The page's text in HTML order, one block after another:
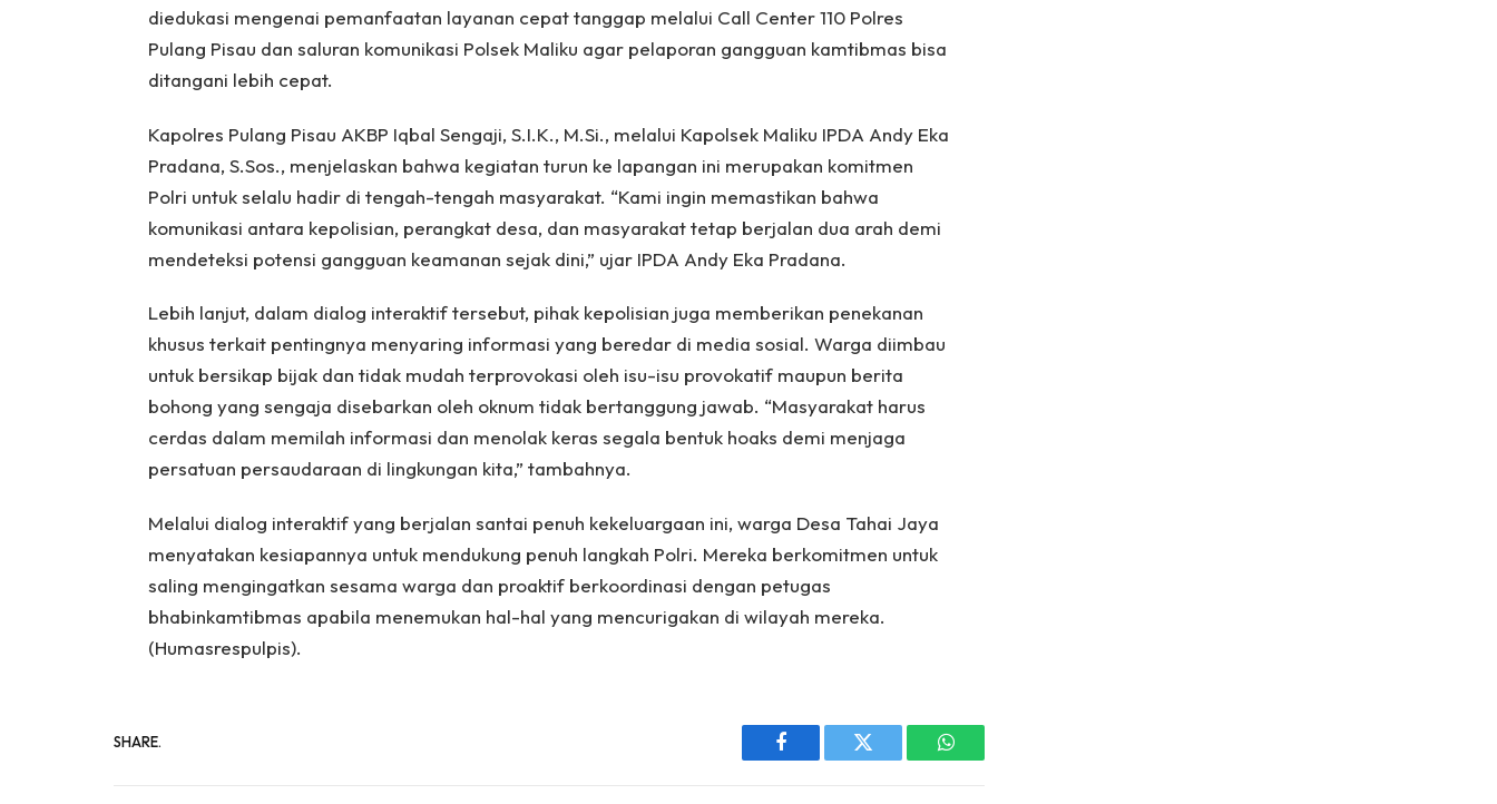
diedukasi mengenai pemanfaatan layanan cepat tanggap melalui Call Center 110 Polres
Pulang Pisau dan saluran komunikasi Polsek Maliku agar pelaporan gangguan kamtibmas bisa
ditangani lebih cepat.
Kapolres Pulang Pisau AKBP Iqbal Sengaji, S.I.K., M.Si., melalui Kapolsek Maliku IPDA Andy Eka
Pradana, S.Sos., menjelaskan bahwa kegiatan turun ke lapangan ini merupakan komitmen
Polri untuk selalu hadir di tengah-tengah masyarakat. “Kami ingin memastikan bahwa
komunikasi antara kepolisian, perangkat desa, dan masyarakat tetap berjalan dua arah demi
mendeteksi potensi gangguan keamanan sejak dini,” ujar IPDA Andy Eka Pradana.
Lebih lanjut, dalam dialog interaktif tersebut, pihak kepolisian juga memberikan penekanan
khusus terkait pentingnya menyaring informasi yang beredar di media sosial. Warga diimbau
untuk bersikap bijak dan tidak mudah terprovokasi oleh isu-isu provokatif maupun berita
bohong yang sengaja disebarkan oleh oknum tidak bertanggung jawab. “Masyarakat harus
cerdas dalam memilah informasi dan menolak keras segala bentuk hoaks demi menjaga
persatuan persaudaraan di lingkungan kita,” tambahnya.
Melalui dialog interaktif yang berjalan santai penuh kekeluargaan ini, warga Desa Tahai Jaya
menyatakan kesiapannya untuk mendukung penuh langkah Polri. Mereka berkomitmen untuk
saling mengingatkan sesama warga dan proaktif berkoordinasi dengan petugas
bhabinkamtibmas apabila menemukan hal-hal yang mencurigakan di wilayah mereka.
(Humasrespulpis).
SHARE.
Facebook Twitter WhatsApp